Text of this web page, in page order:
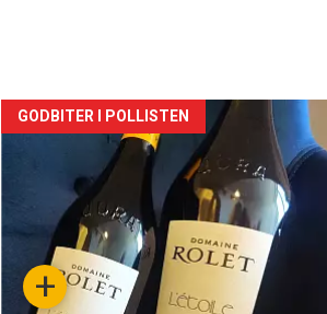
Forsiden
akkurat
nå
+
GODBITER I POLLISTEN